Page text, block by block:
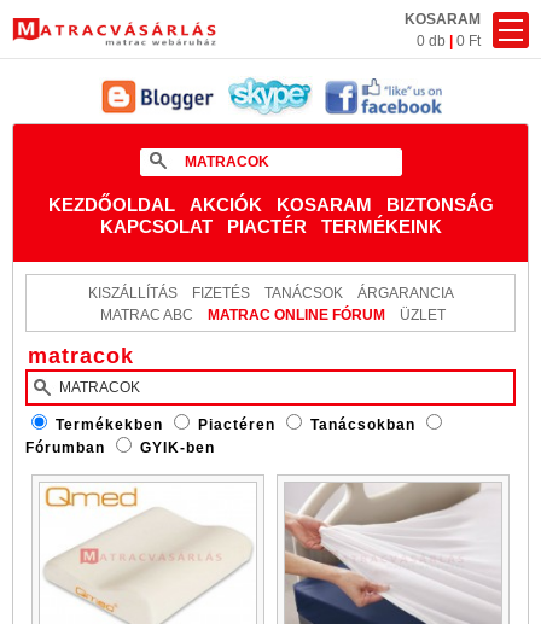
KOSARAM
0 db
0 Ft
KEZDŐOLDAL AKCIÓK KOSARAM
BIZTONSÁG
KAPCSOLAT
PIACTÉR TERMÉKEINK
KISZÁLLÍTÁS FIZETÉS TANÁCSOK
ÁRGARANCIA
MATRAC ABC
MATRAC ONLINE FÓRUM ÜZLET
matracok
Termékekben Piactéren
Tanácsokban
Fórumban
GYIK-ben